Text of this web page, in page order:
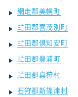
網走郡美幌町
虻田郡喜茂別町
虻田郡倶知安町
虻田郡豊浦町
虻田郡真狩村
石狩郡新篠津村